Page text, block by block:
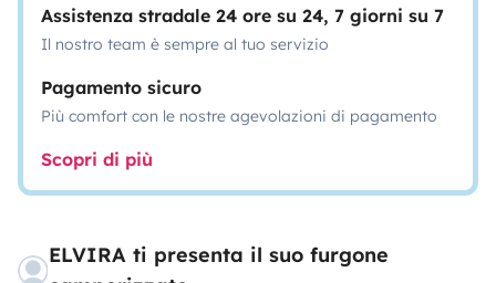
Assistenza stradale 24 ore su 24, 7 giorni su 7
Il nostro team è sempre al tuo servizio
Pagamento sicuro
Più comfort con le nostre agevolazioni di pagamento
Scopri di più
ELVIRA ti presenta il suo furgone